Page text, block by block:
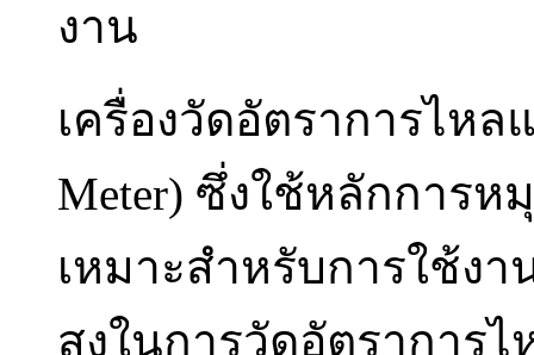
งาน
เครื่องวัดอัตราการไหล
Meter) ซึ่งใช้หลักการ
เหมาะสำหรับการใช้ง
สูงในการวัดอัตราการ